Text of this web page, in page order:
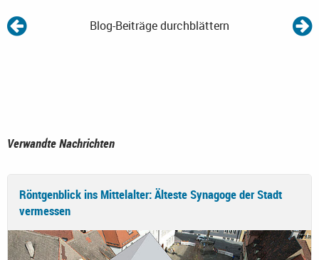
Blog-Beiträge durchblättern
Verwandte Nachrichten
Röntgenblick ins Mittelalter: Älteste Synagoge der Stadt
vermessen